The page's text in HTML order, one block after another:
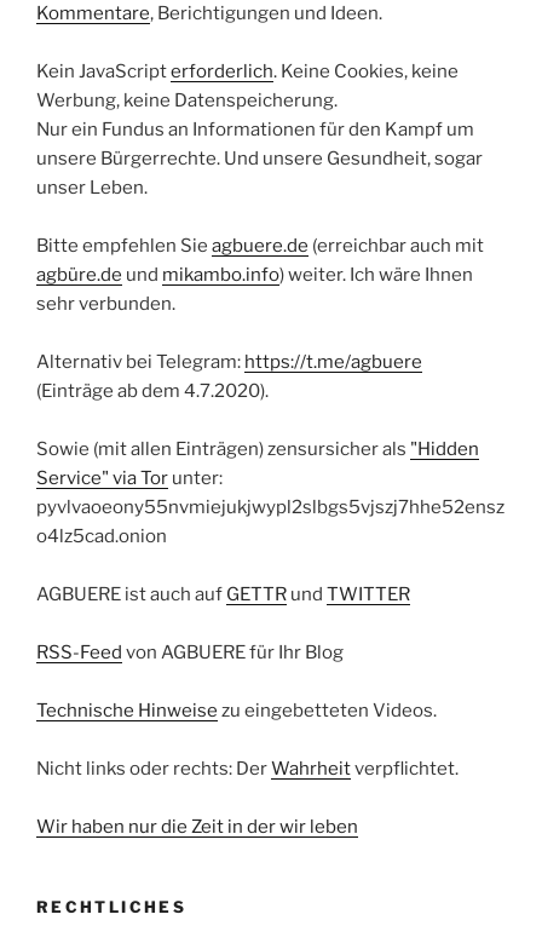
Kommentare, Berichtigungen und Ideen.
Kein JavaScripterforderlich. Keine Cookies, keine
Werbung, keine Datenspeicherung.
Nur ein Fundus an Informationen für den Kampf um
unsere Bürgerrechte. Und unsere Gesundheit, sogar
unser Leben.
Bitte empfehlen Sie agbuere.de (erreichbar auch mit
agbüre.de und mikambo.info) weiter. Ich wäre Ihnen
sehr verbunden.
Alternativ bei Telegram: https://t.me/agbuere
(Einträge ab dem 4.7.2020).
Sowie (mit allen Einträgen) zensursicher als "Hidden
Service" via Tor unter:
pyvlvaoeony55nvmiejukjwypl2slbgs5vjszj7hhe52ensz
o4lz5cad.onion
AGBUERE ist auch auf GETTR und TWITTER
RSS-Feed von AGBUERE für Ihr Blog
Technische Hinweise zu eingebetteten Videos.
Nicht links oder rechts: DerWahrheitverpflichtet.
Wir haben nur die Zeit in der wir leben
RECHTLICHES